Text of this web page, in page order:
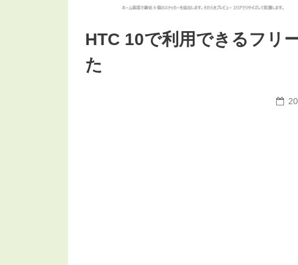
HTC 10で利用できるフリ
た